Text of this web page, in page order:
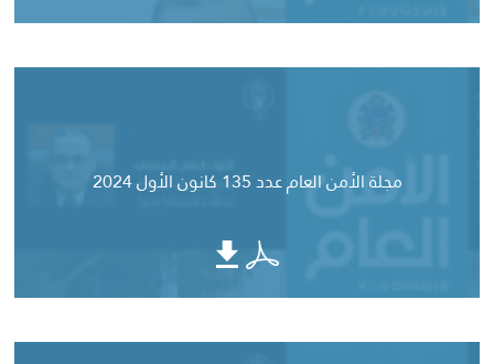
مجلة الأمن العام عدد 135 كانون الأول 2024